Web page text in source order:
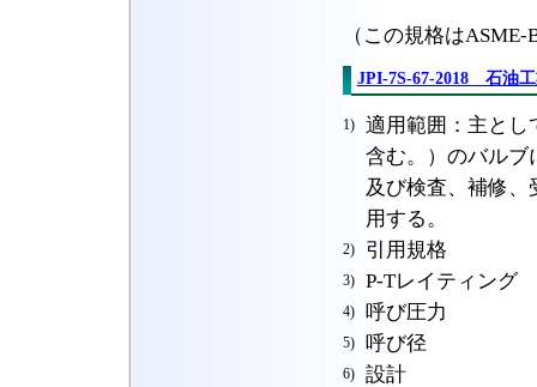
（この規格は
JPI-7S-67-2018 石油
1)
適用範囲：主とし
含む。）のバルブ
及び検査、補修、
用する。
2) 引用規格
3) P-Tレイティング
4) 呼び圧力
5) 呼び径
6) 設計